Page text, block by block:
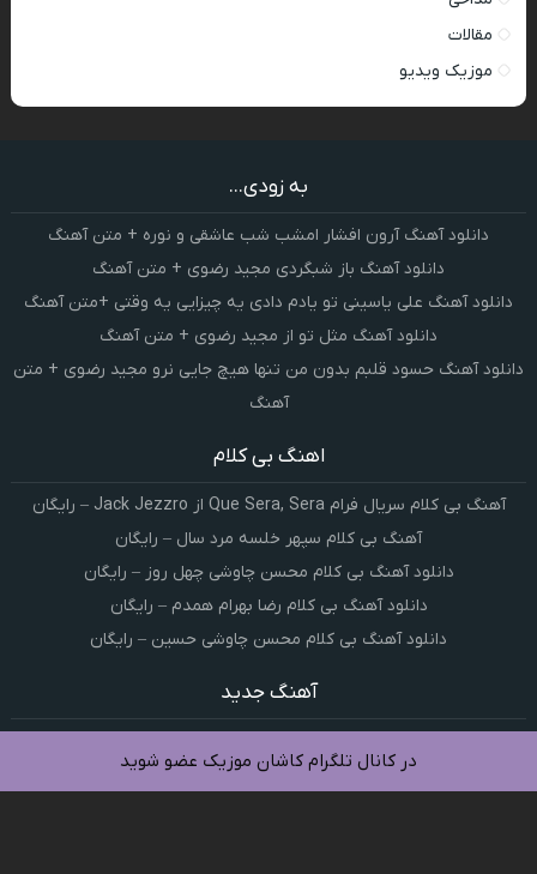
مقالات
موزیک ویدیو
به زودی...
دانلود آهنگ آرون افشار امشب شب عاشقی و نوره + متن آهنگ
دانلود آهنگ باز شبگردی مجید رضوی + متن آهنگ
دانلود آهنگ علی یاسینی تو یادم دادی یه چیزایی یه وقتی +متن آهنگ
دانلود آهنگ مثل تو از مجید رضوی + متن آهنگ
دانلود آهنگ حسود قلبم بدون من تنها هیچ جایی نرو مجید رضوی + متن
آهنگ
اهنگ بی کلام
آهنگ بی کلام سریال فرام Que Sera, Sera از Jack Jezzro – رایگان
آهنگ بی کلام سپهر خلسه مرد سال – رایگان
دانلود آهنگ بی کلام محسن چاوشی چهل روز – رایگان
دانلود آهنگ بی کلام رضا بهرام همدم – رایگان
دانلود آهنگ بی کلام محسن چاوشی حسین – رایگان
آهنگ جدید
128
در کانال تلگرام کاشان موزیک عضو شوید